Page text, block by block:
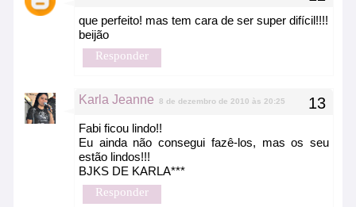
que perfeito! mas tem cara de ser super difícil!!!!
beijão
Responder
Karla Jeanne 8 de dezembro de 2010 às 20:25
Fabi ficou lindo!!
Eu ainda não consegui fazê-los, mas os seu
estão lindos!!!
BJKS DE KARLA***
Responder